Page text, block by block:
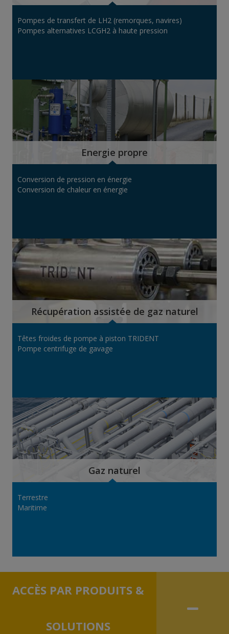
Pompes de transfert de LH2 (remorques, navires)
Pompes alternatives LCGH2 à haute pression
Energie propre
Conversion de pression en énergie
Conversion de chaleur en énergie
Récupération assistée de gaz naturel
Têtes froides de pompe à piston TRIDENT
Pompe centrifuge de gavage
Gaz naturel
Terrestre
Maritime
ACCÈS PAR PRODUITS &
SOLUTIONS